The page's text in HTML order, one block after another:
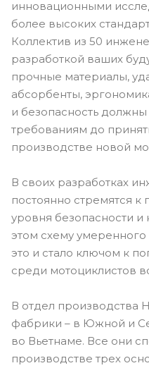
инновационными
более высоких
Коллектив из 50
разработкой ваших
прочные материалы,
абсорбенты,
и безопасность
требованиям до
производстве новой
В своих разработках
постоянно стремятся
уровня безопасности
этом схему
это и стало ключом к
среди мотоциклистов
В отдел производства
фабрики – в Южной и
во Вьетнаме. Все они
производстве трех